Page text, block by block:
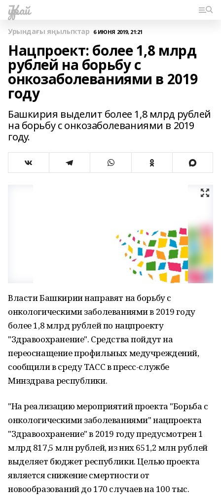
Ҡурай
Урындағы яңылыҡтар 6 ИЮНЯ 2019, 21:21
Нацпроект: более 1,8 млрд
рублей на борьбу с
онкозаболеваниями в 2019
году
Башкирия выделит более 1,8 млрд рублей
на борьбу с онкозаболеваниями в 2019
году.
Власти Башкирии направят на борьбу с
онкологическими заболеваниями в 2019 году
более 1,8 млрд рублей по нацпроекту
"Здравоохранение". Средства пойдут на
переоснащение профильных медучреждений,
сообщили в среду ТАСС в пресс-службе
Минздрава республики.
"На реализацию мероприятий проекта "Борьба с
онкологическими заболеваниями" нацпроекта
"Здравоохранение" в 2019 году предусмотрен 1
млрд 817,5 млн рублей, из них 651,2 млн рублей
выделяет бюджет республики. Целью проекта
является снижение смертности от
новообразований до 170 случаев на 100 тыс.